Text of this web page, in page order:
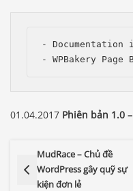
- Documentation
- WPBakery
01.04.2017 Phiên bản 1.0
MudRace – Chủ đề
WordPress gây quỹ sự
kiện đơn lẻ